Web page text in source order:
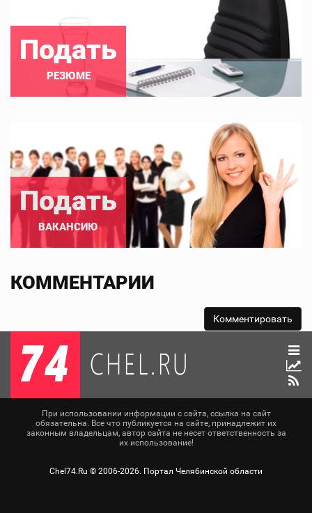
Подать
РЕЗЮМЕ
Подать
ВАКАНСИЮ
КОММЕНТАРИИ
При использовании информации с сайта, ссылка на сайт
обязательна. Все что публикуется на сайте, принадлежит их
законным владельцам, автор сайта не несет ответственность за
их использование!
Chel74.Ru © 2006-2026. Портал Челябинской области